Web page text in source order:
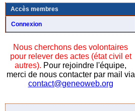
Accès membres
Connexion
Nous cherchons des volontaires
pour relever des actes (état civil et
autres). Pour rejoindre l'équipe,
merci de nous contacter par mail via
contact@geneoweb.org